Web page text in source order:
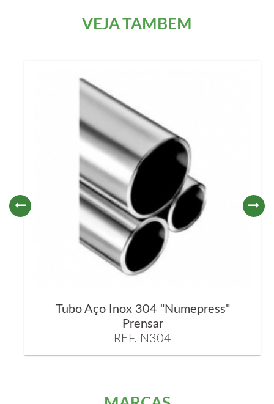
VEJA TAMBÉM
Tubo Aço Inox 304 "Numepress"
Prensar
REF. N304